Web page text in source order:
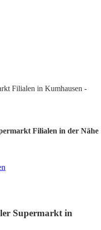
Filialen in Kumhausen -
Filialen in der Nähe
Supermarkt in